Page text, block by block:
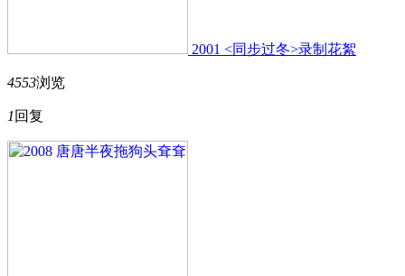
2001 <同步过冬>录制花絮
4553浏览
1 回复